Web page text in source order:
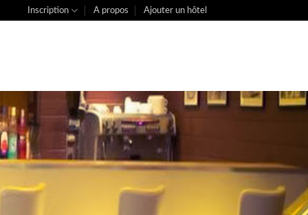
Inscription A propos Ajouter un hôtel